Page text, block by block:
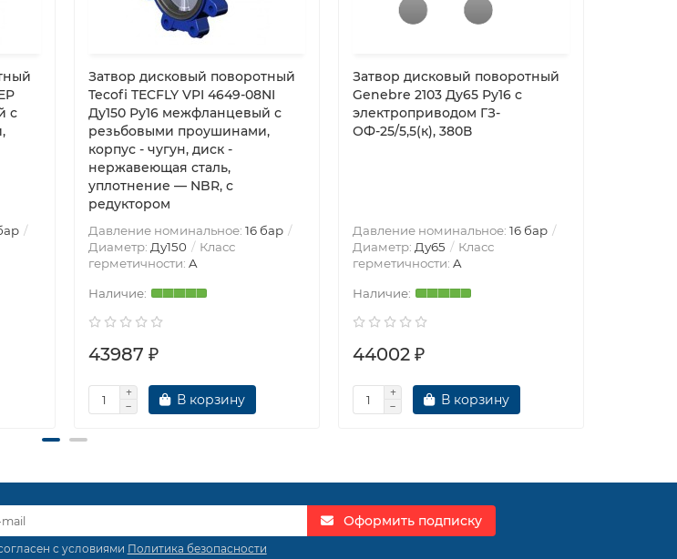
с
Затвор дисковый поворотный
Tecofi TECFLY VPI 4649-08NI
Ду150 Ру16 межфланцевый с
резьбовыми проушинами,
корпус - чугун, диск -
нержавеющая сталь,
уплотнение — NBR, с
редуктором
Давление номинальное: 16 бар
Диаметр: Ду150
Класс
герметичности: A
43987 ₽
В корзину
Затвор дисковый поворотный
Genebre 2103 Ду65 Ру16 с
электроприводом ГЗ-
ОФ-25/5,5(к), 380В
Давление номинальное: 16 бар
Диаметр: Ду65
Класс
герметичности: A
44002 ₽
В корзину
Оформить подписку
с условиями Политика безопасности